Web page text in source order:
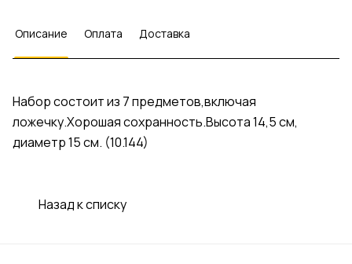
Описание Оплата Доставка
Набор состоит из 7 предметов,включая
ложечку.Хорошая сохранность.Высота 14,5 см,
диаметр 15 см. (10.144)
Назад к списку